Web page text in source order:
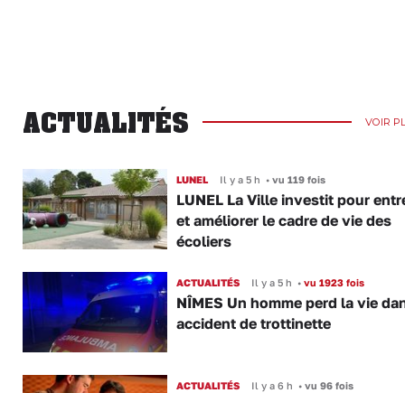
ACTUALITÉS VOIR
LUNEL Il y a 5 h •vu 119 fois
LUNEL La Ville investit pour
et améliorer le cadre de vie des
écoliers
ACTUALITÉS Il y a 5 h •vu 1923 fois
NÎMES Un homme perd la vie
accident de trottinette
ACTUALITÉS Il y a 6 h •vu 96 fois